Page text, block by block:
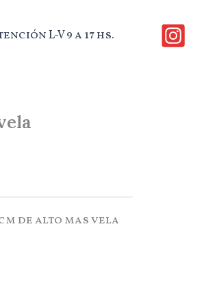
L-V 9 a 17 hs.
de alto mas vela